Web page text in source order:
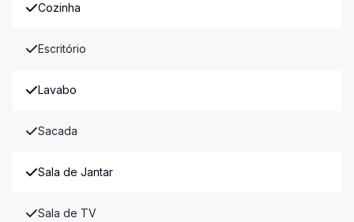
Cozinha
Escritório
Lavabo
Sacada
Sala de Jantar
Sala de TV